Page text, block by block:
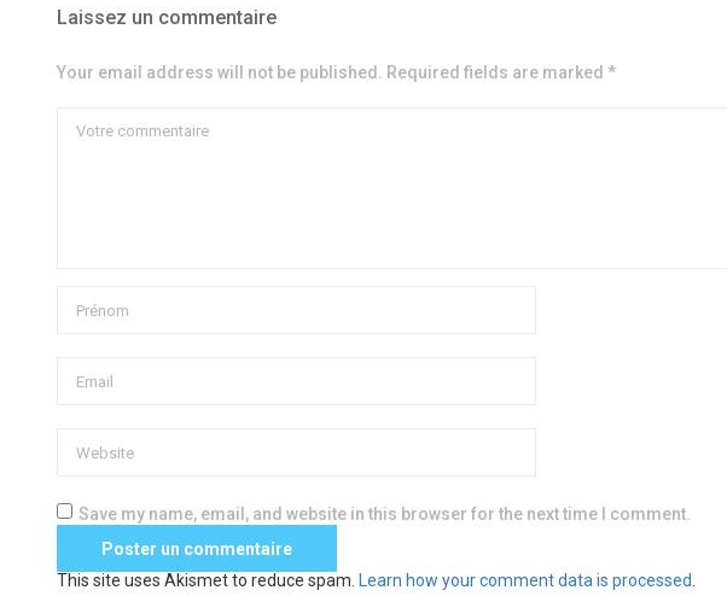
Laissez un commentaire
Your email address will not be published. Required fields are marked *
Save my name, email, and website in this browser for the next time I comment.
This site uses Akismet to reduce spam. Learn how your comment data is processed